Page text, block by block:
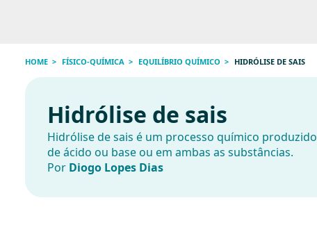
HOME FÍSICO-QUÍMICA EQUILÍBRIO QUÍMICO HIDRÓLISE DE SAIS
Hidrólise de sais
Hidrólise de sais é um processo químico
de ácido ou base ou em ambas as substâncias.
Por Diogo Lopes Dias